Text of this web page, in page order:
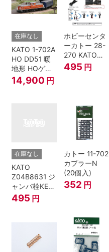
在庫なし
KATO 1-702A
HO DD51 暖
地形 HOゲー
ジ
14,900 円
ホビーセンタ
ーカトー 28-
270 KATOナ
ックルカプラ
ー 黒 センタ
495 円
在庫なし
KATO
Z04B8631 ジ
ャンパ栓KE76
濃青 ランナー
495 円
カトー 11-702
カプラーN
(20個入)
352 円